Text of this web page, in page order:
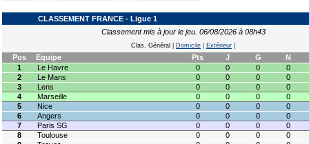
CLASSEMENT FRANCE - Ligue 1
Classement mis à jour le jeu. 06/08/2026 à 08h43
Clas. Général Domicile Extérieur
Pos Equipe Pts J G
N
1
Le Havre 0 0 0
0
2
Le Mans 0 0 0
0
3
Lens 0 0 0
0
4
Marseille 0 0 0
0
5
Nice 0 0 0
0
6
Angers 0 0 0
0
7
Paris SG 0 0 0
0
8
Toulouse 0 0 0
0